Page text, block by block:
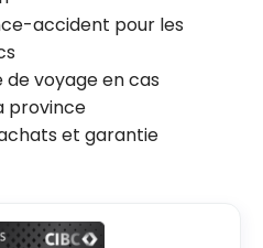
accident pour les
voyage en cas
province
et garantie